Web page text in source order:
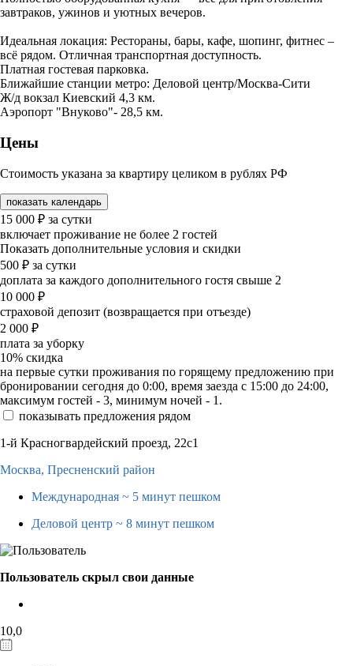
завтраков, ужинов и уютных вечеров.
Идеальная локация: Рестораны, бары, кафе, шопинг, фитнес –
всё рядом. Отличная транспортная доступность.
Платная гостевая парковка.
Ближайшие станции метро: Деловой центр/Москва-Сити
Ж/д вокзал Киевский 4,3 км.
Аэропорт "Внуково"- 28,5 км.
Цены
Стоимость указана за квартиру целиком в рублях РФ
показать календарь
15 000 ₽ за сутки
включает проживание не более 2 гостей
Показать дополнительные условия и скидки
500 ₽ за сутки
доплата за каждого дополнительного гостя свыше 2
10 000 ₽
страховой депозит (возвращается при отъезде)
2 000 ₽
плата за уборку
10% скидка
на первые сутки проживания по горящему предложению при
бронировании сегодня до 0:00, время заезда с 15:00 до 24:00,
максимум гостей - 3, минимум ночей - 1.
показывать предложения рядом
1-й Красногвардейский проезд, 22с1
Москва, Пресненский район
Международная ~ 5 минут пешком
Деловой центр ~ 8 минут пешком
Пользователь скрыл свои данные
10,0